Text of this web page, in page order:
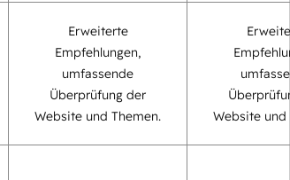
Erweiterte
Empfehlungen,
umfassende
Überprüfung der
Website und Themen.
Website und